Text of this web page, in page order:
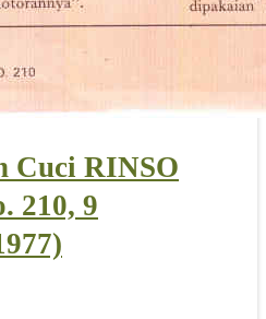
Cuci RINSO
210, 9